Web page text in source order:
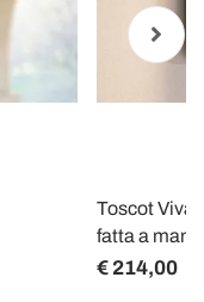
Toscot
fatta a
€ 214,00